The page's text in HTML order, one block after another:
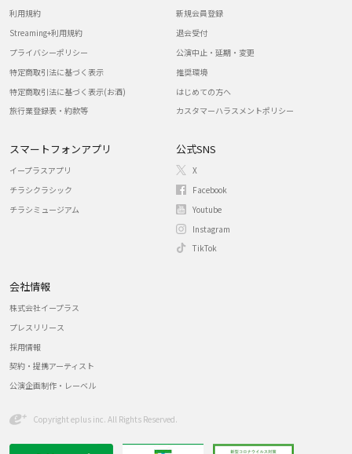
利用規約
Streaming+利用規約
プライバシーポリシー
特定商取引法に基づく表示
特定商取引法に基づく表示(お酒)
旅行業登録表・約款等
新規会員登録
退会受付
公演中止・延期・変更
推奨環境
はじめての方へ
カスタマーハラスメントポリシー
スマートフォンアプリ
イープラスアプリ
チラシクラシック
チラシミュージアム
公式SNS
X
Facebook
Youtube
Instagram
TikTok
会社情報
株式会社イープラス
プレスリリース
採用情報
契約・提携アーティスト
公演企画制作・レーベル
Copyright eplus inc. All Rights Reserved.